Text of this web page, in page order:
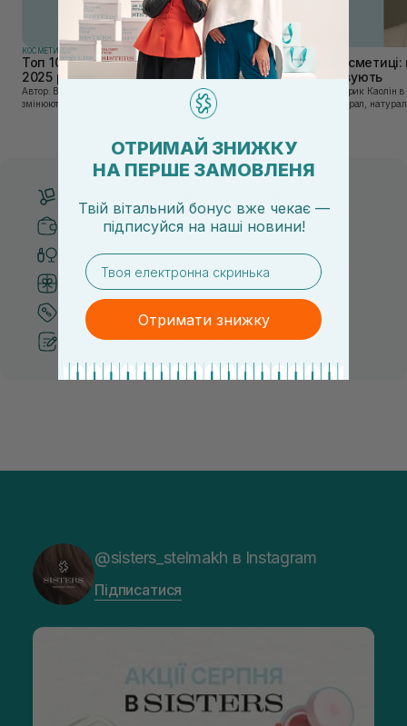
КОСМЕТИКА
Топ 10 брендів доглядової косметики у
2025 році
Автор: Віка Нагорна У сучасному світі, де тренди
змінюються зі швидкістю світла, а ринок популярної
косметики переповнений новими пропозиціями, вибір
КОСМЕТИКА
Каолін в
використовують
Автор: Юлія Цебрик Каолін в косметології – це
природний мінерал,
Безпечні способи оплати
Тільки оригінальна косметика
Система бонусів та лояльності
Кращі ціни та топ товари
Рекомендації від косметологів
@sisters_stelmakh в Instagram
Підписатися
ОТРИМАЙ ЗНИЖКУ
НА ПЕРШЕ ЗАМОВЛЕНЯ
Твій вітальний бонус вже чекає —
підписуйся на наші новини!
email
Отримати знижку